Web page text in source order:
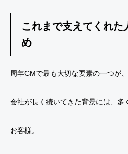
これまで支えてくれた
め
周年CMで最も大切な要素の一つが、
会社が長く続いてきた背景には、多
お客様。